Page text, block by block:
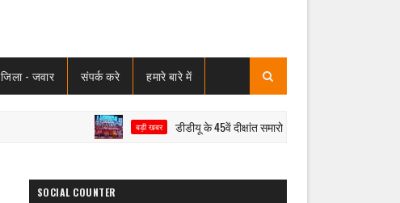
जिला - जवार संपर्क करे हमारे बारे में
बड़ी खबर डीडीयू के 45वें दीक्षांत समारोह में मेधावियों का सम्मान, राज्यपाल ने
SOCIAL COUNTER